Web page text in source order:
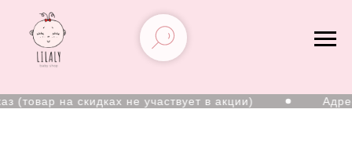
на скидках не участвует в акции)